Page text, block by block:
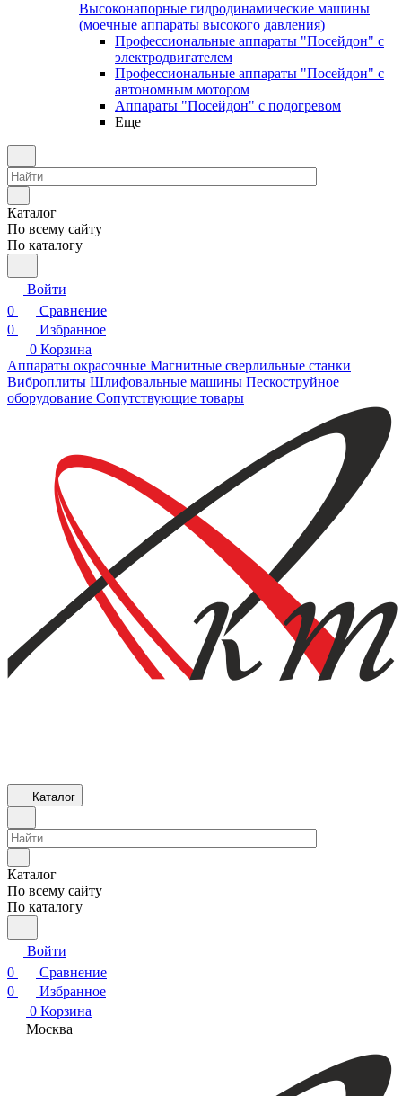
Высоконапорные гидродинамические машины
(моечные аппараты высокого давления)
Профессиональные аппараты "Посейдон" с
электродвигателем
Профессиональные аппараты "Посейдон" с
автономным мотором
Аппараты "Посейдон" с подогревом
Еще
Каталог
По всему сайту
По каталогу
Войти
0
Сравнение
0
Избранное
0 Корзина
Аппараты окрасочные Магнитные сверлильные станки
Виброплиты Шлифовальные машины Пескоструйное
оборудование Сопутствующие товары
Каталог
Каталог
По всему сайту
По каталогу
Войти
0
Сравнение
0
Избранное
0 Корзина
Москва